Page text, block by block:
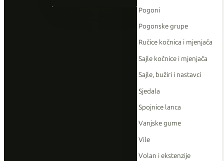
Pogoni
Pogonske grupe
Ručice kočnica i mjenjača
Sajle kočnice i mjenjača
Sajle, bužiri i nastavci
Sjedala
Spojnice lanca
Vanjske gume
Vile
Volan i ekstenzije